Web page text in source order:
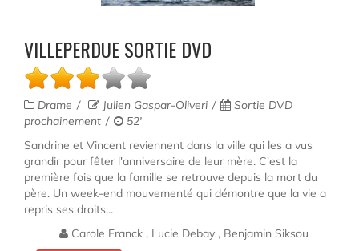
VILLEPERDUE SORTIE DVD
Drame Julien Gaspar-Oliveri
Sortie DVD
prochainement
52'
Sandrine et Vincent reviennent dans la ville qui les a vus
grandir pour fêter l'anniversaire de leur mère. C'est la
première fois que la famille se retrouve depuis la mort du
père. Un week-end mouvementé qui démontre que la vie a
repris ses droits...
Carole Franck , Lucie Debay , Benjamin Siksou